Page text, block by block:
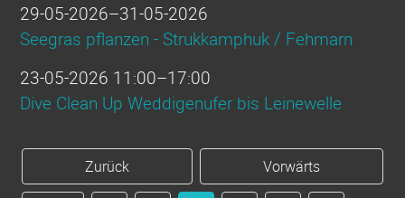
29-05-2026–31-05-2026
Seegras pflanzen - Strukkamphuk / Fehmarn
23-05-2026 11:00–17:00
Dive Clean Up Weddigenufer bis Leinewelle
Zurück Vorwärts